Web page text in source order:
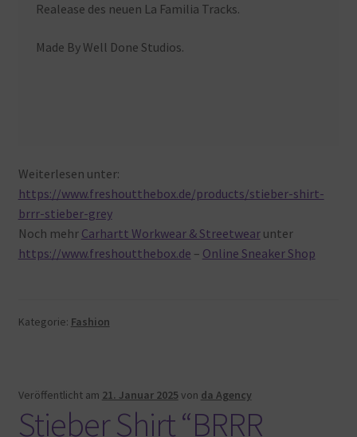
Realease des neuen La Familia Tracks.
Made By Well Done Studios.
Weiterlesen unter:
https://www.freshoutthebox.de/products/stieber-shirt-
brrr-stieber-grey
Noch mehr Carhartt Workwear & Streetwearunter
https://www.freshoutthebox.de – Online Sneaker Shop
Kategorie: Fashion
Veröffentlicht am 21. Januar 2025von da Agency
Stieber Shirt “BRRR